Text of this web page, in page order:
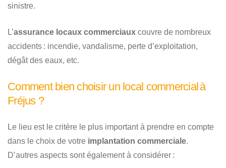
sinistre.
L’assurance locaux commerciaux couvre de nombreux
accidents : incendie, vandalisme, perte d’exploitation,
dégât des eaux, etc.
Comment bien choisir un local commercial à
Fréjus ?
Le lieu est le critère le plus important à prendre en compte
dans le choix de votre implantation commerciale.
D’autres aspects sont également à considérer :